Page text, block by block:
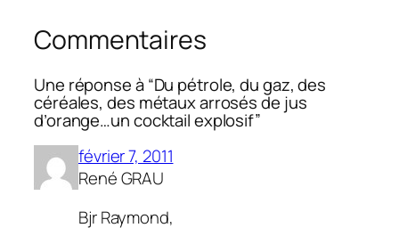
Commentaires
Une réponse à “Du pétrole, du gaz, des
céréales, des métaux arrosés de jus
d’orange…un cocktail explosif”
février 7, 2011
René GRAU
Bjr Raymond,